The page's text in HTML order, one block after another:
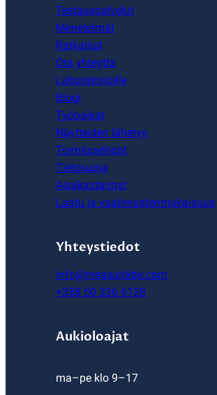
Testauspalvelut
Menetelmät
Ratkaisut
Ota yhteyttä
Laboratorioille
Blogi
Työpaikat
Näytteiden lähetys
Toimitusehdot
Tietosuoja
Asiakastarinat
Laatu ja vaatimustenmukaisuus
Yhteystiedot
info@measurlabs.com
+358 50 336 6128
Aukioloajat
ma–pe klo 9–17